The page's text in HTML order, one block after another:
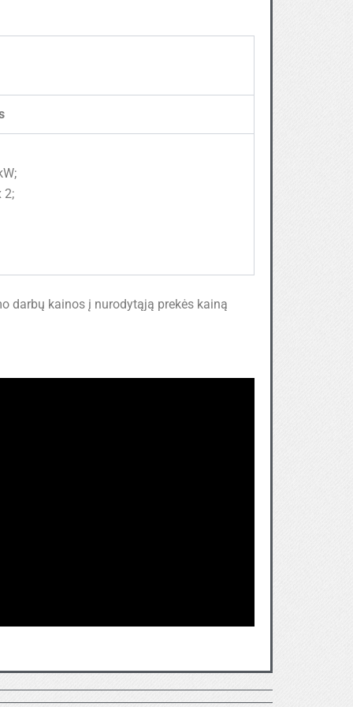
2;
darbų kainos į nurodytąją prekės kainą